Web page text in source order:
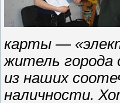
карты —
житель города
из наших
наличности.